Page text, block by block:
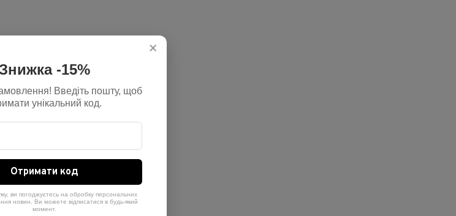
×
-15%
Введіть пошту, щоб
унікальний код.
Отримати код
ви погоджуєтесь на обробку персональних
новин. Ви можете відписатися в будь-який
момент.